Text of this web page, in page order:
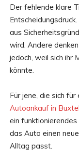
Der fehlende klare
aus
wird. Andere
jedoch, weil sich ihr
könnte.
Für jene, die sich
Autoankauf in
ein
das Auto einen
Alltag passt.